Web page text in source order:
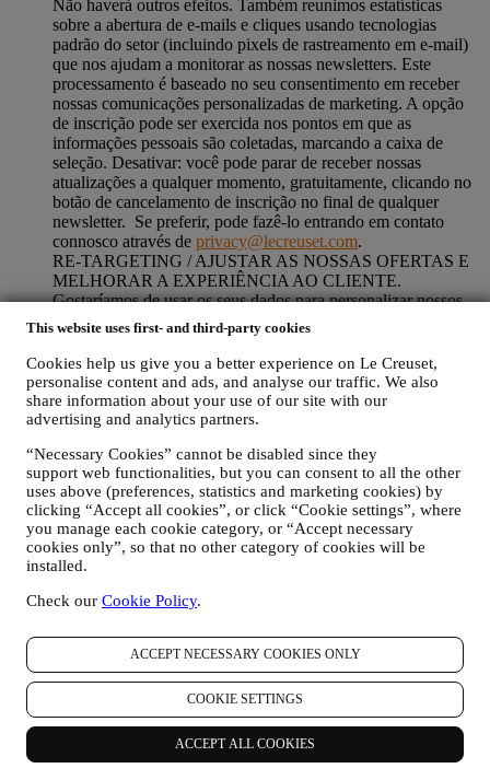
This website uses first- and third-party cookies
Cookies help us give you a better experience on Le Creuset,
personalise content and ads, and analyse our traffic. We also
share information about your use of our site with our
advertising and analytics partners.
“Necessary Cookies” cannot be disabled since they
support web functionalities, but you can consent to all the other
uses above (preferences, statistics and marketing cookies) by
clicking “Accept all cookies”, or click “Cookie settings”, where
you manage each cookie category, or “Accept necessary
cookies only”, so that no other category of cookies will be
installed.
Check our Cookie Policy.
ACCEPT NECESSARY COOKIES ONLY
COOKIE SETTINGS
ACCEPT ALL COOKIES
Não haverá outros efeitos. Também reunimos estatísticas
sobre a abertura de e-mails e cliques usando tecnologias
padrão do setor (incluindo pixels de rastreamento em e-mail)
que nos ajudam a monitorar as nossas newsletters. Este
processamento é baseado no seu consentimento em receber
nossas comunicações personalizadas de marketing. A opção
de inscrição pode ser exercida nos pontos em que as
informações pessoais são coletadas, marcando a caixa de
seleção. Desativar: você pode parar de receber nossas
atualizações a qualquer momento, gratuitamente, clicando no
botão de cancelamento de inscrição no final de qualquer
newsletter. Se preferir, pode fazê-lo entrando em contato
connosco através de privacy@lecreuset.com.
RE-TARGETING / AJUSTAR AS NOSSAS OFERTAS E
MELHORAR A EXPERIÊNCIA AO CLIENTE.
Gostaríamos de usar os seus dados para personalizar nossos
serviços e ofertas de acordo com suas necessidades e
preferências para fornecer uma experiência personalizada ao
cliente Le Creuset. Faremos isso analisando os seus hábitos
ou interesses, por exemplo, em relação aos produtos mais
visualizados, sua interação connosco nas redes sociais, quais
páginas do nosso site que visita, qual o conteúdo das nossas
cookies e tecnologias similares (incluindo pixels de
rastreamento em e-mail) também em combinação com os seus
dados e preferências recolhidas assim que subscrever as
nossas comunicações de marketing personalizadas. Usaremos
essas informações para gerir nossa publicidade em outros
sites, conceder acesso a conteúdo específico, adaptar o
conteúdo ou as ofertas que vê no site ou, se concordar em
assinar as nossas comunicações de marketing, enviar
comunicação / mensagem relevantes que achamos que pode
gostar. Não haverá outros efeitos. O uso de cookies está
sujeito ao seu consentimento. Se não desejar que essas
informações sejam usadas para enviar anúncios, conteúdos ou
comunicações com base em interesses, pode limitar o uso das
informações sobre suas ações online, gerindo a configuração
dos cookies (no entanto, lembre-se de que certos cookies são
necessários para o uso o site). No entanto, isso não impede